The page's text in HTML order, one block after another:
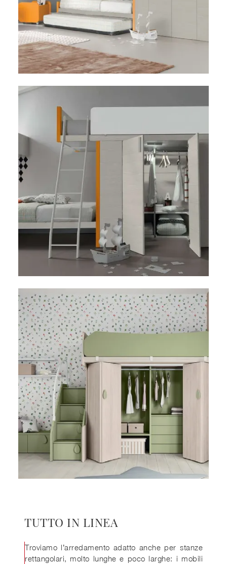
TUTTO IN LINEA
Troviamo l’arredamento adatto anche per stanze
rettangolari, molto lunghe e poco larghe: i mobili